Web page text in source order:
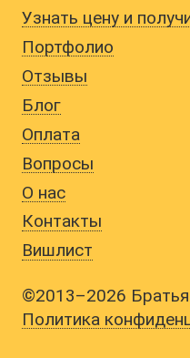
Узнать цену и
Портфолио
Отзывы
Блог
Оплата
Вопросы
О нас
Контакты
Вишлист
©2013–2026
Политика